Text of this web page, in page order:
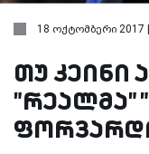
18 ოქტომბერი 2017
თუ კეინი
"რეალმა"